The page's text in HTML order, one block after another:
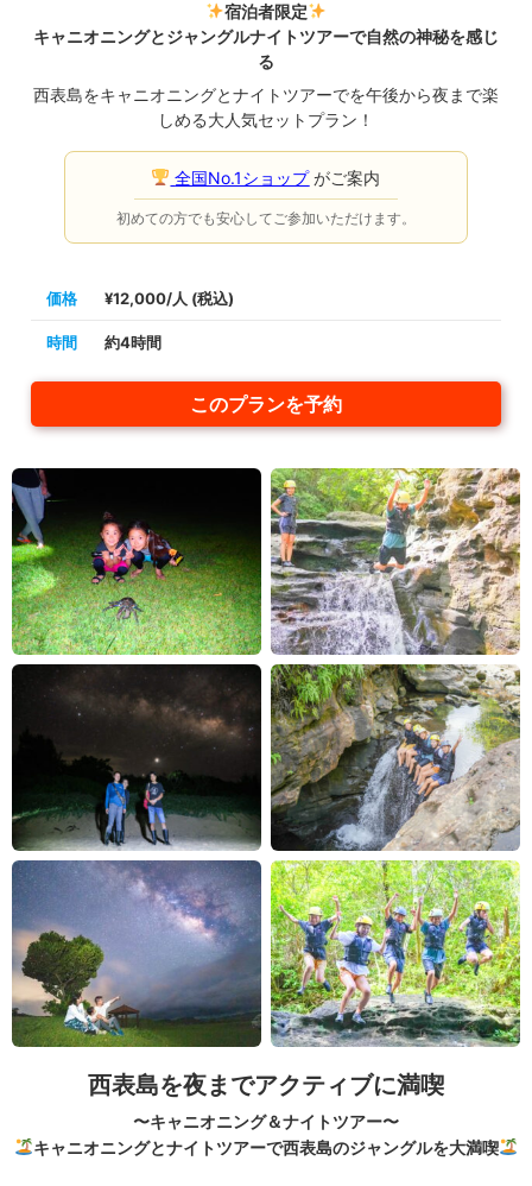
宿泊者限定
キャニオニングとジャングルナイトツアーで自然の神秘を感じ
る
西表島をキャニオニングとナイトツアーでを午後から夜まで楽
しめる大人気セットプラン！
全国No.1ショップがご案内
初めての方でも安心してご参加いただけます。
価格 ¥12,000/人 (税込)
時間 約4時間
このプランを予約
西表島を夜までアクティブに満喫
〜キャニオニング＆ナイトツアー〜
キャニオニングとナイトツアーで西表島のジャングルを大満喫